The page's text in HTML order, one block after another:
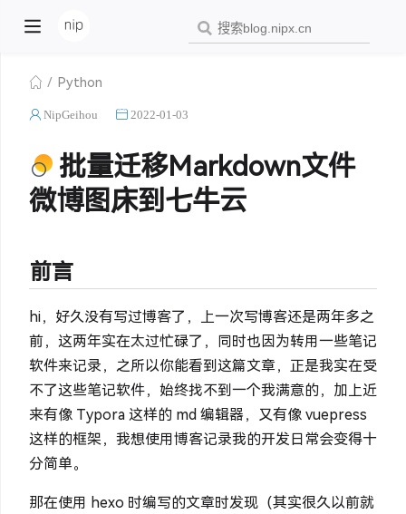
Python
NipGeihou 2022-01-03
批量迁移Markdown文件
微博图床到七牛云
前言
hi，好久没有写过博客了，上一次写博客还是两年多之
前，这两年实在太过忙碌了，同时也因为转用一些笔记
软件来记录，之所以你能看到这篇文章，正是我实在受
不了这些笔记软件，始终找不到一个我满意的，加上近
来有像 Typora 这样的 md 编辑器，又有像 vuepress
这样的框架，我想使用博客记录我的开发日常会变得十
分简单。
那在使用 hexo 时编写的文章时发现（其实很久以前就